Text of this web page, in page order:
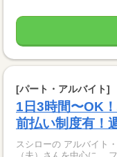
[パート・アルバイト]
1日3時間〜OK
前払い制度有！
スシローの アルバイト・パート